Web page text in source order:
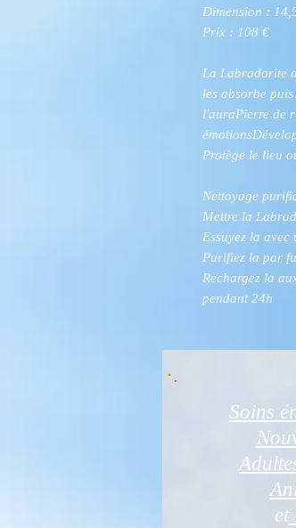
Dimension :
Prix : 108 €
La Labradorite
les absorbe
l'auraPierre de
Protège le lieu
Nettoyage
Mettre la
Essuyez la
Purifiez la par
Rechargez la
pendant 24h
Soins
et